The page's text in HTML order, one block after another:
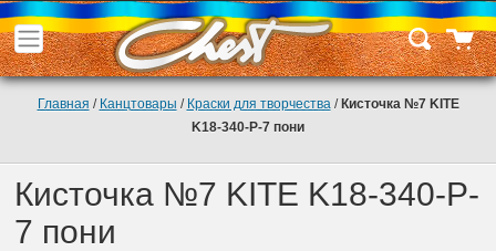
Главная / Канцтовары / Краски для творчества / Кисточка №7 KITE
K18-340-P-7 пони
Кисточка №7 KITE K18-340-P-
7 пони